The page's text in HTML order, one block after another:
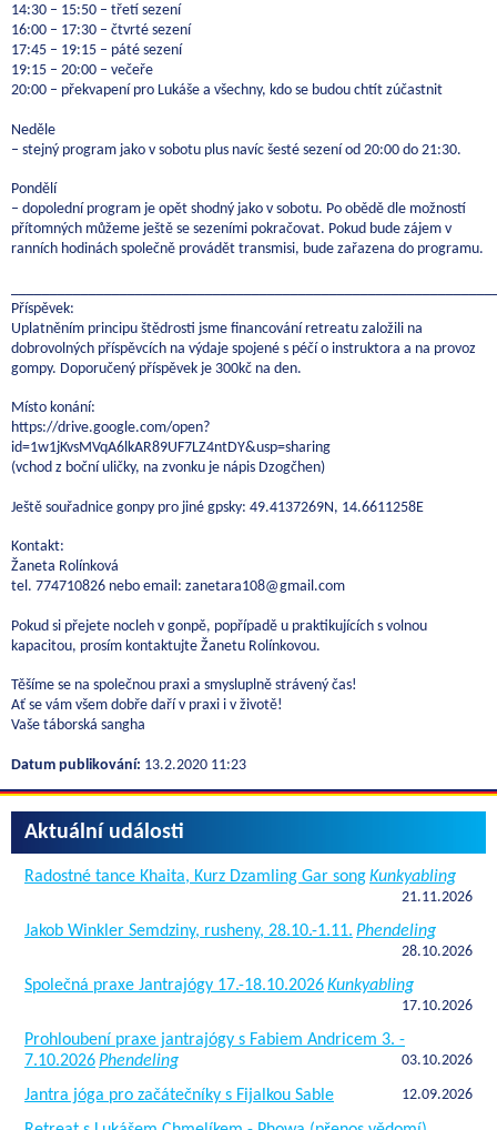
14:30 – 15:50 – třetí sezení
16:00 – 17:30 – čtvrté sezení
17:45 – 19:15 – páté sezení
19:15 – 20:00 – večeře
20:00 – překvapení pro Lukáše a všechny, kdo se budou chtít zúčastnit
Neděle
– stejný program jako v sobotu plus navíc šesté sezení od 20:00 do 21:30.
Pondělí
– dopolední program je opět shodný jako v sobotu. Po obědě dle možností
přítomných můžeme ještě se sezeními pokračovat. Pokud bude zájem v
ranních hodinách společně provádět transmisi, bude zařazena do programu.
Příspěvek:
Uplatněním principu štědrosti jsme financování retreatu založili na
dobrovolných příspěvcích na výdaje spojené s péčí o instruktora a na provoz
gompy. Doporučený příspěvek je 300kč na den.
Místo konání:
https://drive.google.com/open?
id=1w1jKvsMVqA6lkAR89UF7LZ4ntDY&usp=sharing
(vchod z boční uličky, na zvonku je nápis Dzogčhen)
Ještě souřadnice gonpy pro jiné gpsky: 49.4137269N, 14.6611258E
Kontakt:
Žaneta Rolínková
tel. 774710826 nebo email: zanetara108@gmail.com
Pokud si přejete nocleh v gonpě, popřípadě u praktikujících s volnou
kapacitou, prosím kontaktujte Žanetu Rolínkovou.
Těšíme se na společnou praxi a smysluplně strávený čas!
Ať se vám všem dobře daří v praxi i v životě!
Vaše táborská sangha
Datum publikování: 13.2.2020 11:23
Aktuální události
Radostné tance Khaita, Kurz Dzamling Gar songKunkyabling
21.11.2026
Jakob Winkler Semdziny, rusheny, 28.10.-1.11. Phendeling
28.10.2026
Společná praxe Jantrajógy 17.-18.10.2026Kunkyabling
17.10.2026
Prohloubení praxe jantrajógy s Fabiem Andricem 3. -
7.10.2026Phendeling 03.10.2026
Jantra jóga pro začátečníky s Fijalkou Sable 12.09.2026